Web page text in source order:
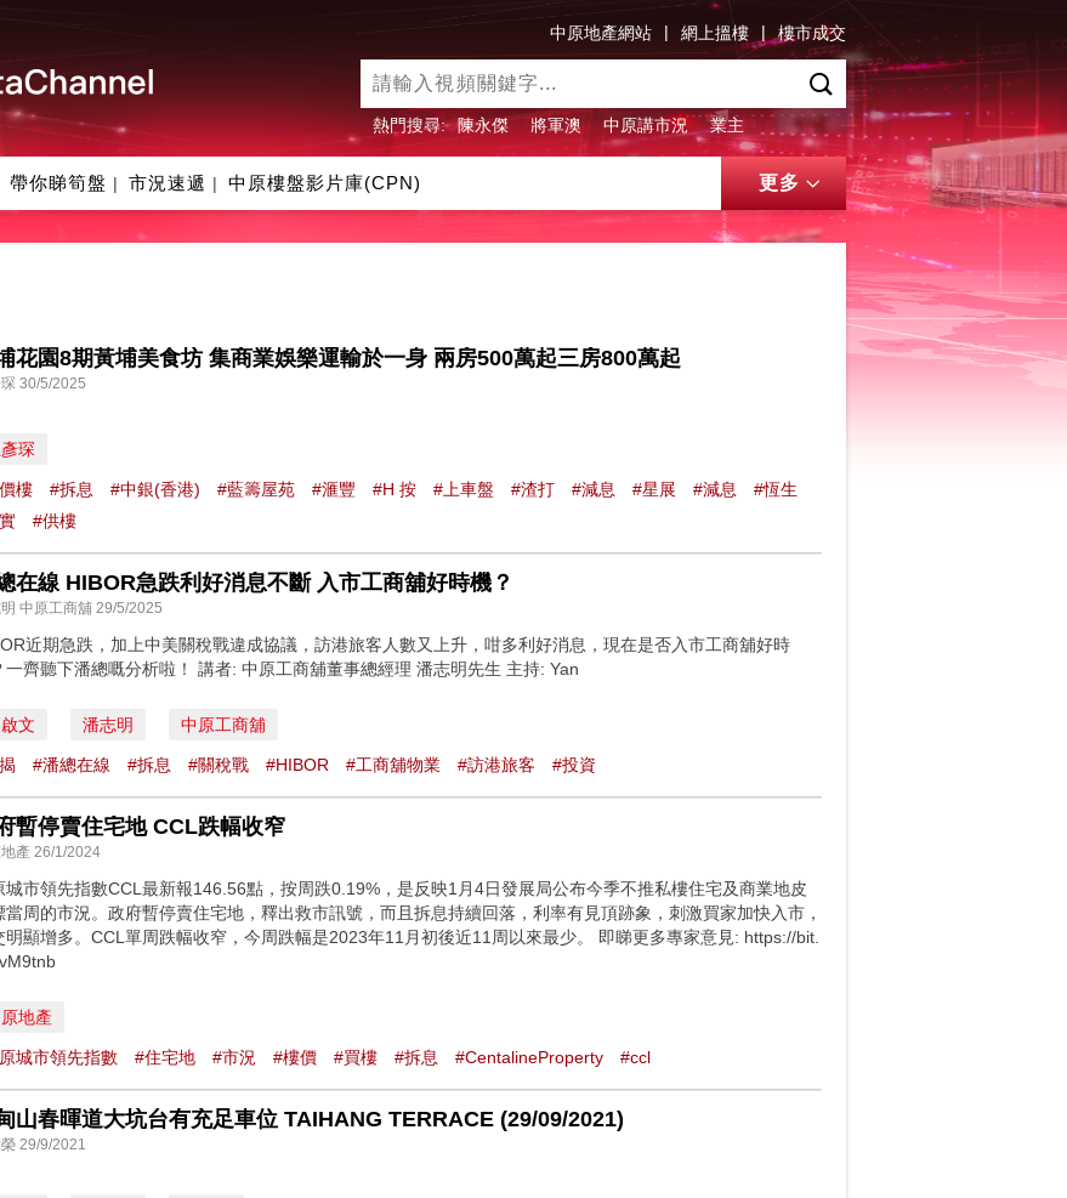
中原地產網站 | 網上搵樓 | 樓市成交
熱門搜尋: 陳永傑 將軍澳 中原講市況 業主
帶你睇筍盤 | 市況速遞 | 中原樓盤影片庫(CPN) 更多
花園8期黃埔美食坊 集商業娛樂運輸於一身 兩房500萬起三房800萬起
30/5/2025
琛
樓 #拆息 #中銀(香港) #藍籌屋苑 #滙豐 #H 按 #上車盤 #渣打 #減息 #星展 #減息
#恆生
#供樓
在線 HIBOR急跌利好消息不斷 入市工商舖好時機？
中原工商舖 29/5/2025
近期急跌，加上中美關稅戰違成協議，訪港旅客人數又上升，咁多利好消息，現在是否入市工商舖好時
一齊聽下潘總嘅分析啦！ 講者: 中原工商舖董事總經理 潘志明先生 主持: Yan
文 潘志明 中原工商舖
#潘總在線 #拆息 #關稅戰 #HIBOR #工商舖物業 #訪港旅客 #投資
暫停賣住宅地 CCL跌幅收窄
產 26/1/2024
城市領先指數CCL最新報146.56點，按周跌0.19%，是反映1月4日發展局公布今季不推私樓住宅及商業地皮
當周的市況。政府暫停賣住宅地，釋出救市訊號，而且拆息持續回落，利率有見頂跡象，刺激買家加快入市，
明顯增多。CCL單周跌幅收窄，今周跌幅是2023年11月初後近11周以來最少。 即睇更多專家意見: https://bit.
地產
城市領先指數 #住宅地 #市況 #樓價 #買樓 #拆息 #CentalineProperty #ccl
山春暉道大坑台有充足車位 TAIHANG TERRACE (29/09/2021)
29/9/2021